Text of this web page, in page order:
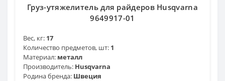
Груз-утяжелитель для райдеров Husqvarna
9649917-01
Вес, кг: 17
Количество предметов, шт: 1
Материал: металл
Производитель: Husqvarna
Родина бренда: Швеция